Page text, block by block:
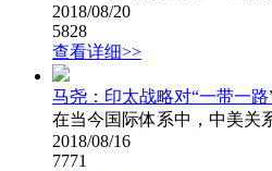
2018/08/20
5828
查看详细>>
马尧：印太战略对“一带一
在当今国际体系中，中美关
2018/08/16
7771